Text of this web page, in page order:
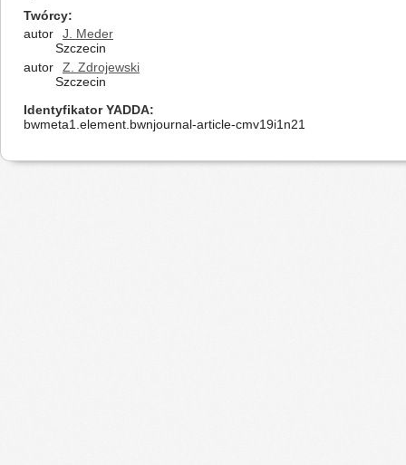
Twórcy
autor
J. Meder
Szczecin
autor
Z. Zdrojewski
Szczecin
Identyfikator YADDA
bwmeta1.element.bwnjournal-article-cmv19i1n21